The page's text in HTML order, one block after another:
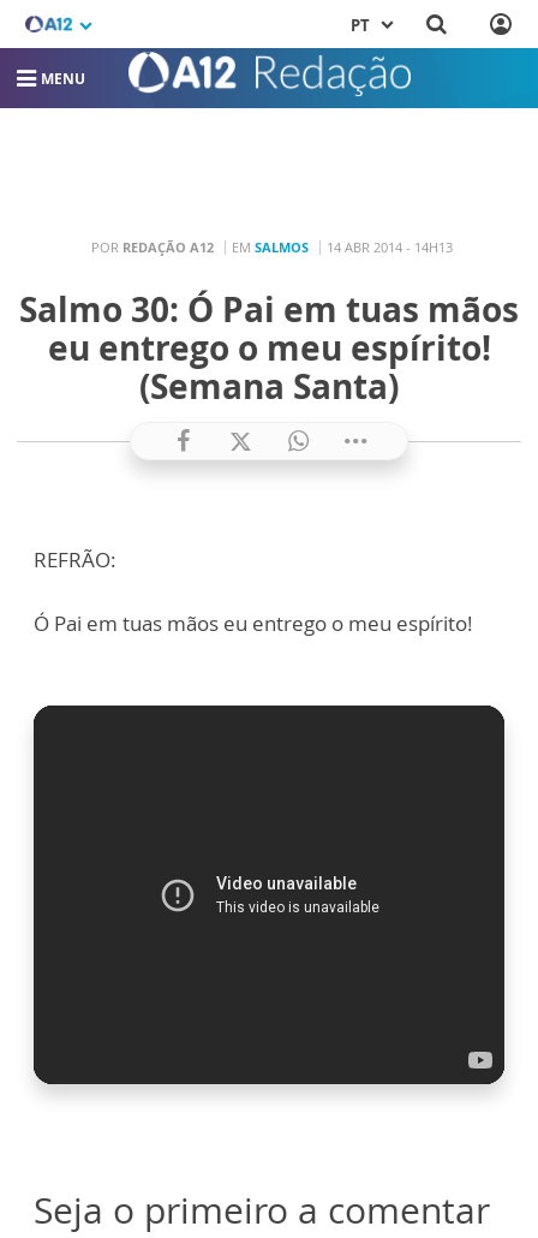
PT
MENU
POR REDAÇÃO A12 EM SALMOS 14 ABR 2014 - 14H13
Salmo 30: Ó Pai em tuas mãos
eu entrego o meu espírito!
(Semana Santa)
REFRÃO:
Ó Pai em tuas mãos eu entrego o meu espírito!
Seja o primeiro a comentar